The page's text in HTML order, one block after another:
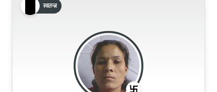
स्वतन्त्र